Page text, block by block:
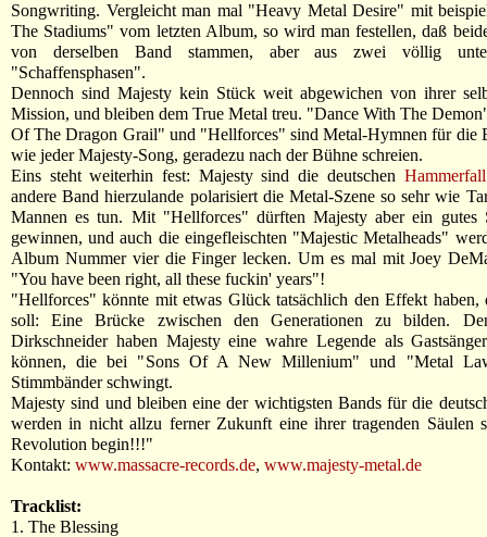
Songwriting. Vergleicht man mal "Heavy Metal Desire" mit
The Stadiums" vom letzten Album, so wird man festellen, daß
von derselben Band stammen, aber aus zwei völlig
"Schaffensphasen".
Dennoch sind Majesty kein Stück weit abgewichen von ihrer
Mission, und bleiben dem True Metal treu. "Dance With The
Of The Dragon Grail" und "Hellforces" sind Metal-Hymnen für die
wie jeder Majesty-Song, geradezu nach der Bühne schreien.
Eins steht weiterhin fest: Majesty sind die deutschen Hammerfall
andere Band hierzulande polarisiert die Metal-Szene so sehr wie
Mannen es tun. Mit "Hellforces" dürften Majesty aber ein gutes
gewinnen, und auch die eingefleischten "Majestic Metalheads"
Album Nummer vier die Finger lecken. Um es mal mit Joey
"You have been right, all these fuckin' years"!
"Hellforces" könnte mit etwas Glück tatsächlich den Effekt haben,
soll: Eine Brücke zwischen den Generationen zu bilden.
Dirkschneider haben Majesty eine wahre Legende als
können, die bei "Sons Of A New Millenium" und "Metal
Stimmbänder schwingt.
Majesty sind und bleiben eine der wichtigsten Bands für die
werden in nicht allzu ferner Zukunft eine ihrer tragenden Säulen
Revolution begin!!!"
Kontakt: www.massacre-records.de, www.majesty-metal.de
Tracklist:
1. The Blessing